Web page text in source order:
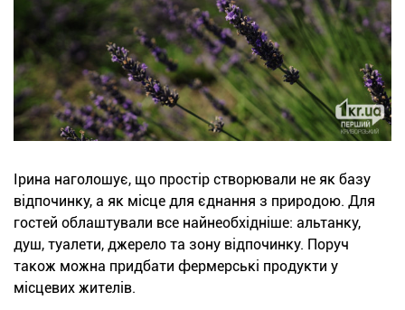
Ірина наголошує, що простір створювали не як базу
відпочинку, а як місце для єднання з природою. Для
гостей облаштували все найнеобхідніше: альтанку,
душ, туалети, джерело та зону відпочинку. Поруч
також можна придбати фермерські продукти у
місцевих жителів.